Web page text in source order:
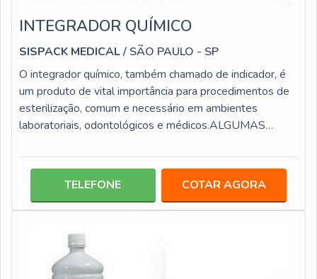
INTEGRADOR QUÍMICO
SISPACK MEDICAL/ SÃO PAULO - SP
O integrador químico, também chamado de indicador, é
um produto de vital importância para procedimentos de
esterilização, comum e necessário em ambientes
laboratoriais, odontológicos e médicos.ALGUMAS
MERCADOEssencialmente os integradores químicos
reativos, em que a resposta é lida por meio da alteração
da coloração, que pode ter cores variadas de acordo com
TELEFONE COTAR AGORA